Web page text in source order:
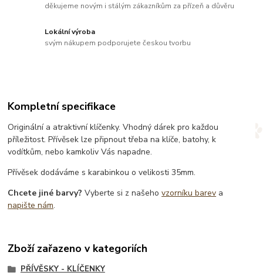
děkujeme novým i stálým zákazníkům za přízeň a důvěru
Lokální výroba
svým nákupem podporujete českou tvorbu
Kompletní specifikace
Originální a atraktivní klíčenky. Vhodný dárek pro každou
příležitost. Přívěsek lze připnout třeba na klíče, batohy, k
vodítkům, nebo kamkoliv Vás napadne.
Přívěsek dodáváme s karabinkou o velikosti 35mm.
Chcete jiné barvy? Vyberte si z našehovzorníku barev a
napište nám.
Zboží zařazeno v kategoriích
PŘÍVĚSKY - KLÍČENKY